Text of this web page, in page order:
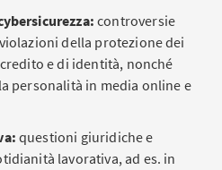
controversie
della protezione dei
e di identità, nonché
personalità in media online e
questioni giuridiche e
lavorativa, ad es. in